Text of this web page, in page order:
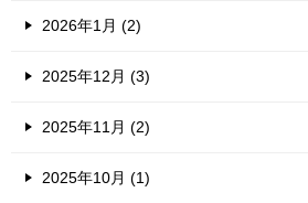
2026年1月 (2)
2025年12月 (3)
2025年11月 (2)
2025年10月 (1)